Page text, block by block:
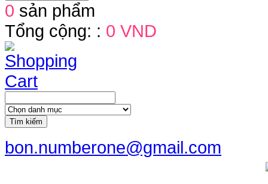
0 sản phẩm
Tổng cộng: : 0 VND
Tìm kiếm
bon.numberone@gmail.com